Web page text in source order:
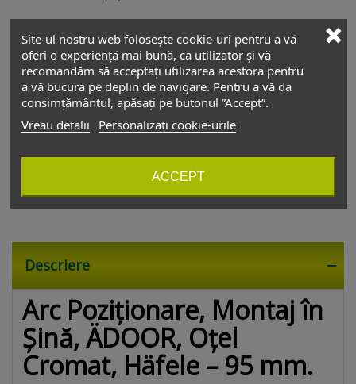
Relații cu clienții
+4 0754 229 775
vanzari@depozitul-de-accesorii.ro
Depozitul de accesorii
Închis
Duminică
Închis
Descriere
Arc Poziționare, Montaj în
Șină, ÄDOOR, Oțel
Cromat, Häfele – 95 mm.
Site-ul nostru web folosește cookie-uri pentru a vă
oferi o experiență mai bună, ca utilizator și vă
recomandăm să acceptați utilizarea acestora pentru
a vă bucura pe deplin de navigare. Pentru a vă da
consimțământul, apăsați pe butonul ”Accept”.
Vreau detalii
Personalizați cookie-urile
ACCEPT